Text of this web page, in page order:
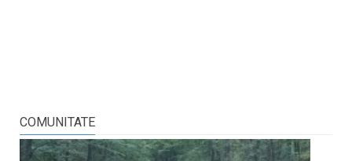
COMUNITATE